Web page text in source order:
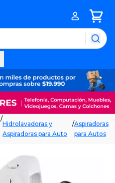
/
Hidrolavadoras y
Aspiradoras para Auto
/Aspiradoras
para Autos